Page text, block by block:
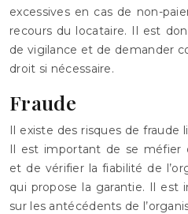
excessives en cas de non-
recours du locataire. Il est
de vigilance et de demander
droit si nécessaire.
Fraude
Il existe des risques de fraude
Il est important de se méfier
et de vérifier la fiabilité de
qui propose la garantie. Il est
sur les antécédents de